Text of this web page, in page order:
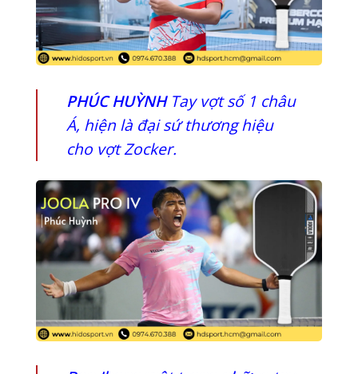
PHÚC HUỲNH Tay vợt số 1 châu
Á, hiện là đại sứ thương hiệu
cho vợt Zocker.